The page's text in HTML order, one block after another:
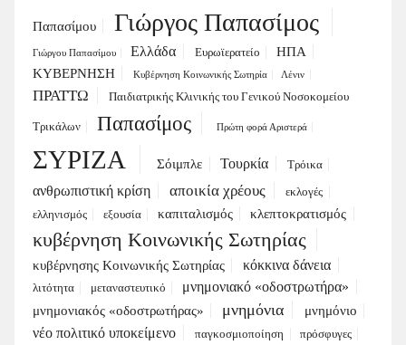
Παπασίμου Γιώργος Παπασίμος
Γιώργου Παπασίμου Ελλάδα Ευρωϊερατείο
ΗΠΑ
ΚΥΒΕΡΝΗΣΗ
Κυβέρνηση Κοινωνικής Σωτηρία Λένιν
ΠΡΑΤΤΩ Παιδιατρικής Κλινικής του Γενικού Νοσοκομείου
Τρικάλων Παπασίμος Πρώτη φορά Αριστερά
ΣΥΡΙΖΑ Σόιμπλε Τουρκία Τρόικα
ανθρωπιστική κρίση αποικία χρέους
εκλογές
ελληνισμός
εξουσία καπιταλισμός κλεπτοκρατισμός
κυβέρνηση Κοινωνικής Σωτηρίας
κυβέρνησης Κοινωνικής Σωτηρίας κόκκινα δάνεια
λιτότητα μεταναστευτικό μνημονιακό «οδοστρωτήρα»
μνημονιακός «οδοστρωτήρας» μνημόνια μνημόνιο
νέο πολιτικό υποκείμενο παγκοσμιοποίηση
πρόσφυγες